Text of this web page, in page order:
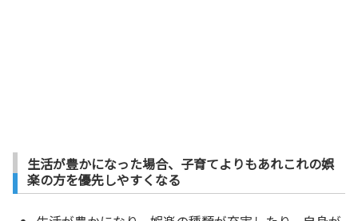
生活が豊かになった場合、子育てよりもあれこれの娯
楽の方を優先しやすくなる